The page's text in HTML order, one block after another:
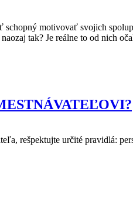
motivovať svojich
tak? Je reálne to od nich
rešpektujte určité pravidlá: